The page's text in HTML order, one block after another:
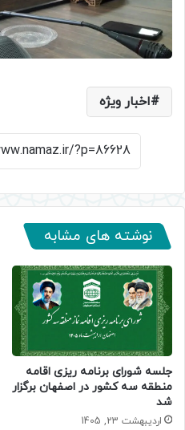
اخبار ویژه
نوشته های مشابه
جلسه شورای برنامه ریزی اقامه
منطقه سه کشور در اصفهان برگزار
شد
اردیبهشت 23, 1405